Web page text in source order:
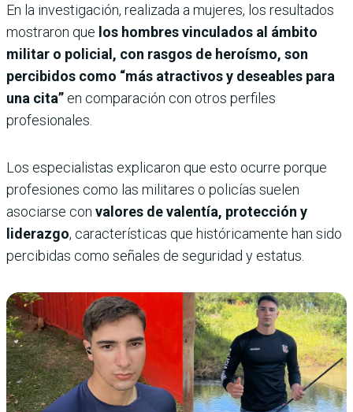
En la investigación, realizada a mujeres, los resultados
mostraron que los hombres vinculados al ámbito
militar o policial, con rasgos de heroísmo, son
percibidos como “más atractivos y deseables para
una cita” en comparación con otros perfiles
profesionales.
Los especialistas explicaron que esto ocurre porque
profesiones como las militares o policías suelen
asociarse con valores de valentía, protección y
liderazgo, características que históricamente han sido
percibidas como señales de seguridad y estatus.